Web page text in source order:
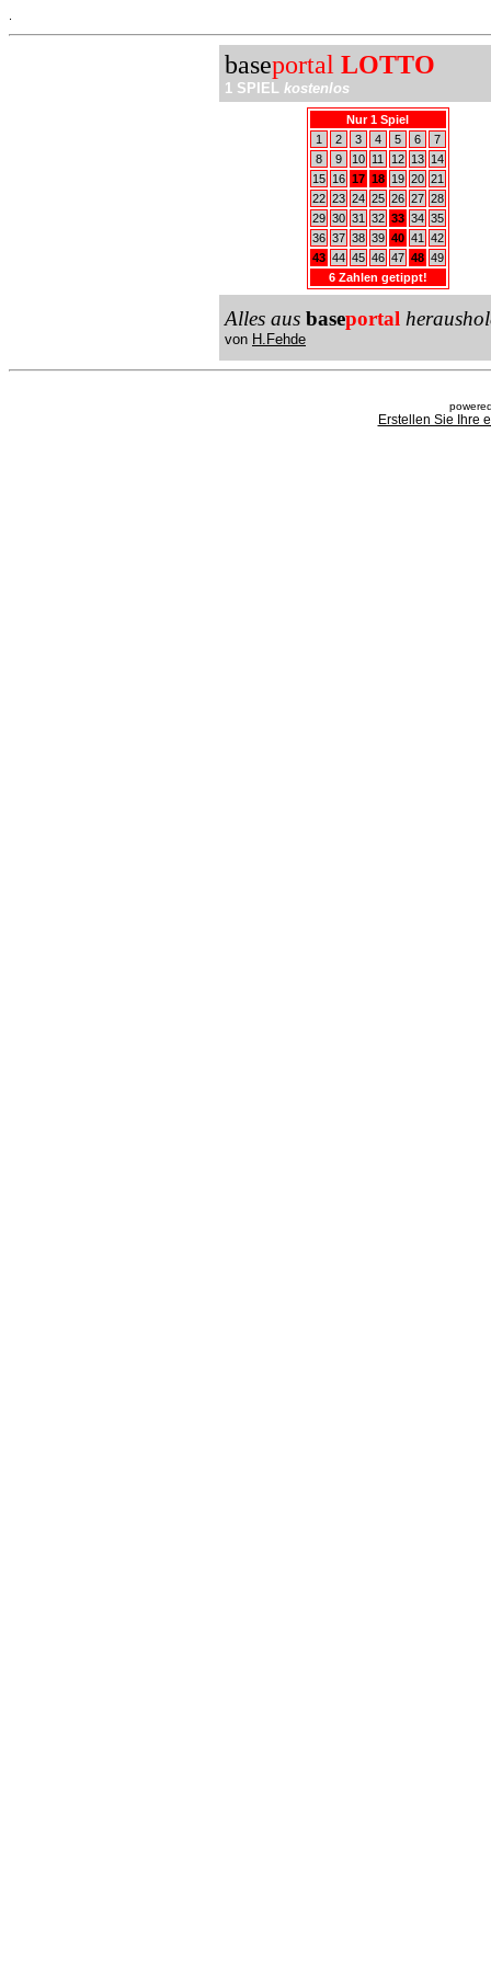
baseportal LOTTO
1 SPIEL kostenlos
Nur 1 Spiel
1
2 3 4 5 6
7
8
9 10 11 12 13
14
15
16 17 18 19 20 21
22 23 24 25 26 27 28
29 30 31 32 33 34 35
36 37 38 39 40 41
42
43 44 45 46 47 48 49
6 Zahlen getippt!
Alles aus baseportal
von H.Fehde
Erstellen Sie Ihre